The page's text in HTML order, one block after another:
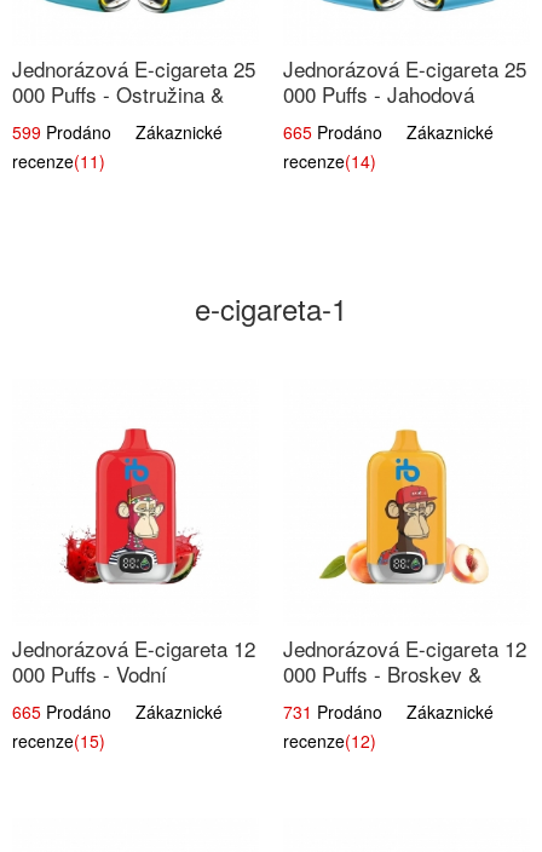
Jednorázová E-cigareta 25
000 Puffs - Ostružina &
Borůvka | Lesní ovocná
směs
599 Prodáno Zákaznické
recenze(11)
Jednorázová E-cigareta 25
000 Puffs - Jahodová
Zmrzlina | Krémová sladká
příchuť
665 Prodáno Zákaznické
recenze(14)
e-cigareta-1
Jednorázová E-cigareta 12
000 Puffs - Vodní
Melounová Zmrzlina | Letní
dezertní příchuť
665 Prodáno Zákaznické
recenze(15)
Jednorázová E-cigareta 12
000 Puffs - Broskev &
Ovocná Šťáva | Osvěžující
ovocná směs
731 Prodáno Zákaznické
recenze(12)